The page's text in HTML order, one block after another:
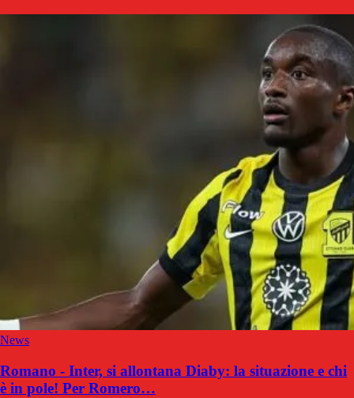
News
Romano - Inter, si allontana Diaby: la situazione e chi
è in pole! Per Romero…